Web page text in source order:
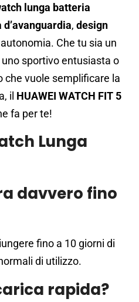
lunga batteria
, design
Che tu sia un
sportivo entusiasta o
vuole semplificare la
il HUAWEI WATCH FIT 5
fa per te!
Lunga
davvero fino
fino a 10 giorni di
di utilizzo.
rapida?